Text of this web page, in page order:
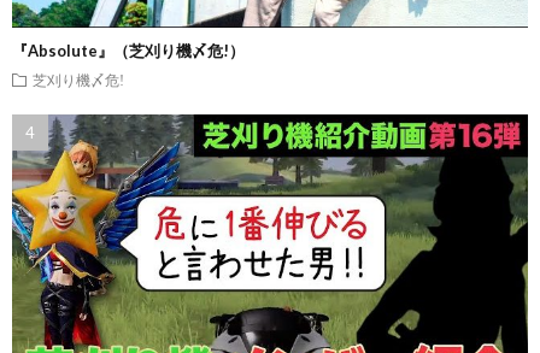
『Absolute』（芝刈り機〆危!）
芝刈り機〆危!